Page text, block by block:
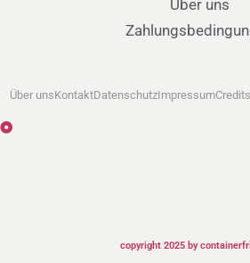
Über uns
Über unsKontaktDatenschutzImpressumCredits
copyright 2025 by